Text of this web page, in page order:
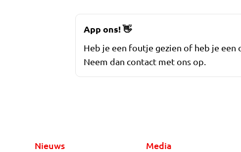
App ons!👋
Heb je een foutje gezien of heb je
Neem dan contact met ons op.
Nieuws Media